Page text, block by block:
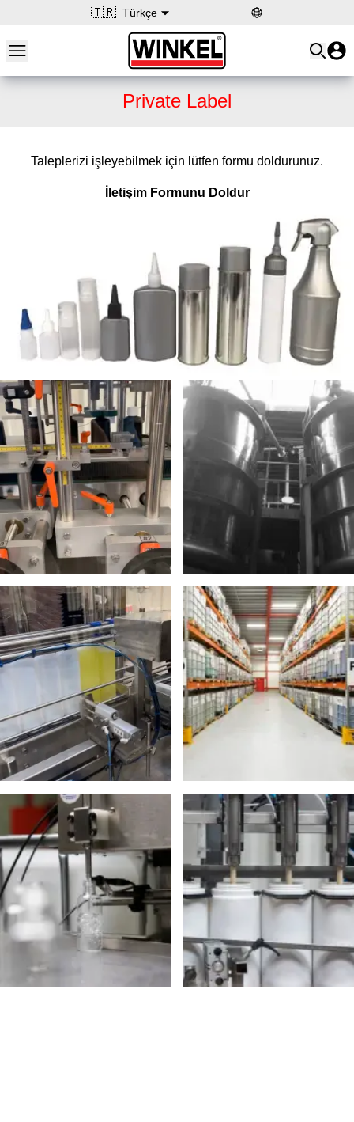
🇹🇷 Türkçe
Open main menu
Winkel
Private Label
Taleplerizi işleyebilmek için lütfen formu doldurunuz.
İletişim Formunu Doldur